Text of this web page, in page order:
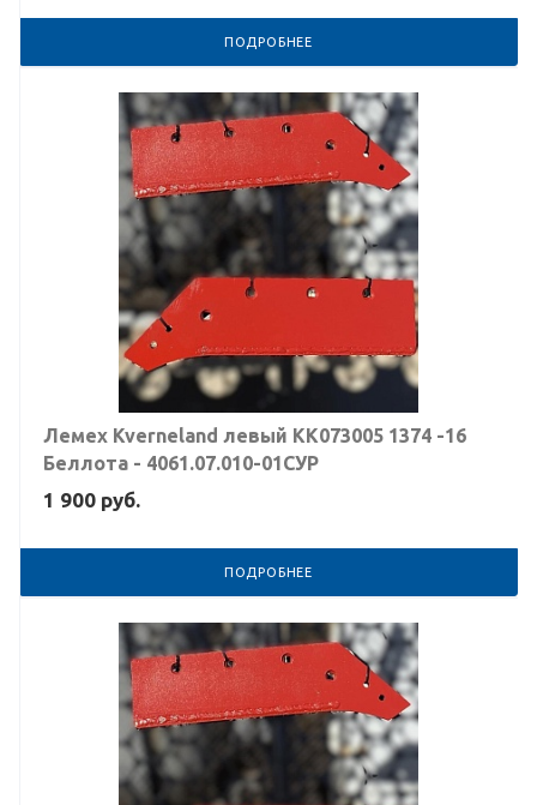
ПОДРОБНЕЕ
Лемех Kverneland левый KK073005 1374 -16
Беллота - 4061.07.010-01СУР
1 900 руб.
ПОДРОБНЕЕ